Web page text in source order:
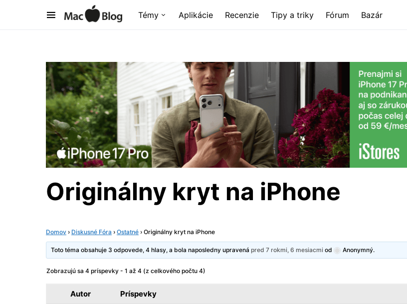
Témy Aplikácie Recenzie Tipy a triky Fórum Bazár
Originálny kryt na iPhone
Domov › Diskusné Fóra › Ostatné › Originálny kryt na iPhone
Toto téma obsahuje 3 odpovede, 4 hlasy, a bola naposledny upravenápred 7 rokmi, 6 mesiacmi od Anonymný.
Zobrazujú sa 4 príspevky - 1 až 4 (z celkového počtu 4)
Autor Príspevky